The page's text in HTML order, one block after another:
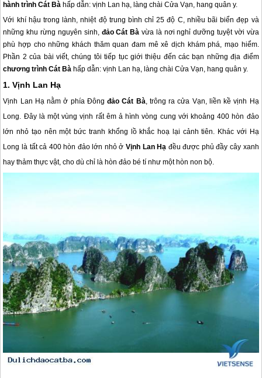
hành trình Cát Bà hấp dẫn: vịnh Lan hạ, làng chài Cửa Vạn, hang quân y.
Với khí hậu trong lành, nhiệt độ trung bình chỉ 25 độ C, nhiều bãi biển đẹp và
những khu rừng nguyên sinh, đảo Cát Bà vừa là nơi nghỉ dưỡng tuyệt vời vừa
phù hợp cho những khách thăm quan đam mê xê dịch khám phá, mạo hiểm.
Phần 2 của bài viết, chúng tôi tiếp tục giới thiệu đến các bạn những địa điểm
chương trìnhCát Bà hấp dẫn: vịnh Lan hạ, làng chài Cửa Vạn, hang quân y.
1. Vịnh Lan Hạ
Vịnh Lan Hạ nằm ở phía Đôngđảo Cát Bà, trông ra cửa Vạn, liền kề vịnh Hạ
Long. Đây là một vùng vịnh rất êm ả hình vòng cung với khoảng 400 hòn đảo
lớn nhỏ tạo nên một bức tranh khổng lồ khắc hoạ lại cảnh tiên. Khác với Hạ
Long là tất cả 400 hòn đảo lớn nhỏ ởVịnh Lan Hạ đều được phủ đầy cây xanh
hay thảm thực vật, cho dù chỉ là hòn đảo bé tí như một hòn non bộ.